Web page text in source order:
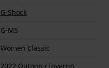
G-Shock
G-MS
Women Classic
2022 Outono / Inverno